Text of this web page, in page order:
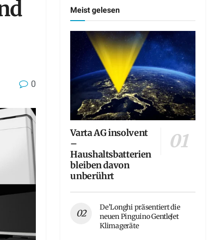
0
Meist gelesen
Varta AG insolvent
–
Haushaltsbatterien
bleiben davon
unberührt
De’Longhi präsentiert die
neuen Pinguino GentleJet
Klimageräte